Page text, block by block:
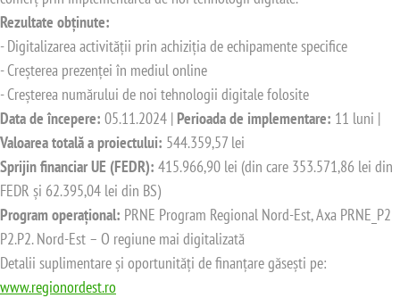
Rezultate obținute:
- Digitalizarea activității prin achiziția de echipamente specifice
- Creșterea prezenței în mediul online
- Creșterea numărului de noi tehnologii digitale folosite
Data de începere: 05.11.2024 | Perioada de implementare: 11 luni |
Valoarea totală a proiectului: 544.359,57 lei
Sprijin financiar UE (FEDR): 415.966,90 lei (din care 353.571,86 lei din
FEDR și 62.395,04 lei din BS)
Program operațional: PRNE Program Regional Nord-Est, Axa PRNE_P2
P2.P2. Nord-Est – O regiune mai digitalizată
Detalii suplimentare și oportunități de finanțare găsești pe:
www.regionordest.ro